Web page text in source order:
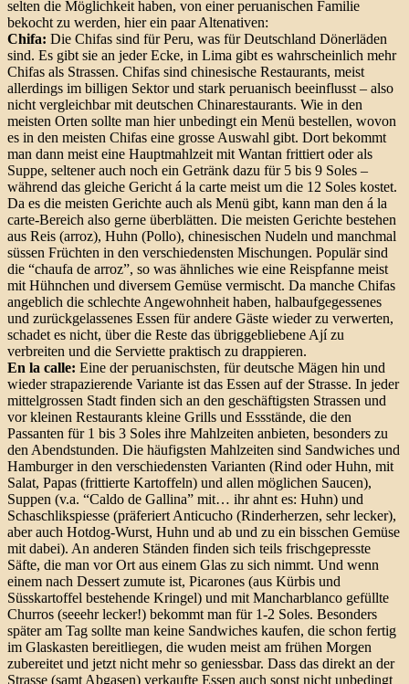
selten die Möglichkeit haben, von einer peruanischen Familie
bekocht zu werden, hier ein paar Altenativen:
Chifa: Die Chifas sind für Peru, was für Deutschland Dönerläden
sind. Es gibt sie an jeder Ecke, in Lima gibt es wahrscheinlich mehr
Chifas als Strassen. Chifas sind chinesische Restaurants, meist
allerdings im billigen Sektor und stark peruanisch beeinflusst – also
nicht vergleichbar mit deutschen Chinarestaurants. Wie in den
meisten Orten sollte man hier unbedingt ein Menü bestellen, wovon
es in den meisten Chifas eine grosse Auswahl gibt. Dort bekommt
man dann meist eine Hauptmahlzeit mit Wantan frittiert oder als
Suppe, seltener auch noch ein Getränk dazu für 5 bis 9 Soles –
während das gleiche Gericht á la carte meist um die 12 Soles kostet.
Da es die meisten Gerichte auch als Menü gibt, kann man den á la
carte-Bereich also gerne überblätten. Die meisten Gerichte bestehen
aus Reis (arroz), Huhn (Pollo), chinesischen Nudeln und manchmal
süssen Früchten in den verschiedensten Mischungen. Populär sind
die “chaufa de arroz”, so was ähnliches wie eine Reispfanne meist
mit Hühnchen und diversem Gemüse vermischt. Da manche Chifas
angeblich die schlechte Angewohnheit haben, halbaufgegessenes
und zurückgelassenes Essen für andere Gäste wieder zu verwerten,
schadet es nicht, über die Reste das übriggebliebene Ají zu
verbreiten und die Serviette praktisch zu drappieren.
En la calle: Eine der peruanischsten, für deutsche Mägen hin und
wieder strapazierende Variante ist das Essen auf der Strasse. In jeder
mittelgrossen Stadt finden sich an den geschäftigsten Strassen und
vor kleinen Restaurants kleine Grills und Essstände, die den
Passanten für 1 bis 3 Soles ihre Mahlzeiten anbieten, besonders zu
den Abendstunden. Die häufigsten Mahlzeiten sind Sandwiches und
Hamburger in den verschiedensten Varianten (Rind oder Huhn, mit
Salat, Papas (frittierte Kartoffeln) und allen möglichen Saucen),
Suppen (v.a. “Caldo de Gallina” mit… ihr ahnt es: Huhn) und
Schaschlikspiesse (präferiert Anticucho (Rinderherzen, sehr lecker),
aber auch Hotdog-Wurst, Huhn und ab und zu ein bisschen Gemüse
mit dabei). An anderen Ständen finden sich teils frischgepresste
Säfte, die man vor Ort aus einem Glas zu sich nimmt. Und wenn
einem nach Dessert zumute ist, Picarones (aus Kürbis und
Süsskartoffel bestehende Kringel) und mit Mancharblanco gefüllte
Churros (seeehr lecker!) bekommt man für 1-2 Soles. Besonders
später am Tag sollte man keine Sandwiches kaufen, die schon fertig
im Glaskasten bereitliegen, die wuden meist am frühen Morgen
zubereitet und jetzt nicht mehr so geniessbar. Dass das direkt an der
Strasse (samt Abgasen) verkaufte Essen auch sonst nicht unbedingt